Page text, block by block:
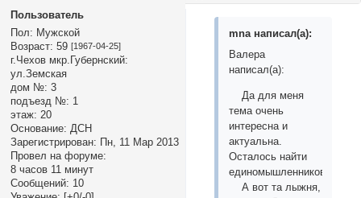
Пользователь
Пол: Мужской
Возраст: 59 [1967-04-25]
г.Чехов мкр.Губернский:
ул.Земская
дом №: 3
подъезд №: 1
этаж: 20
Основание: ДСН
Зарегистрирован: Пн, 11 Мар 2013
Провел на форуме:
8 часов 11 минут
Сообщений: 10
mnа написал(а):
Валера
написал(а):
Да для меня
тема очень
интересна и
актуальна.
Осталось найти
единомышленников.
А вот та лыжня,